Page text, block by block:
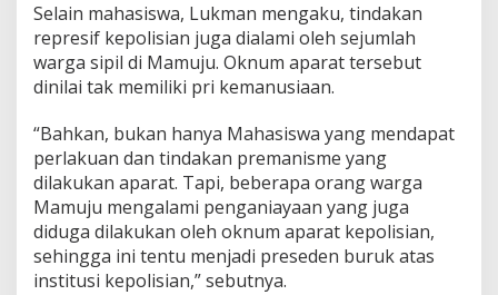
Selain mahasiswa, Lukman mengaku, tindakan
represif kepolisian juga dialami oleh sejumlah
warga sipil di Mamuju. Oknum aparat tersebut
dinilai tak memiliki pri kemanusiaan.
“Bahkan, bukan hanya Mahasiswa yang mendapat
perlakuan dan tindakan premanisme yang
dilakukan aparat. Tapi, beberapa orang warga
Mamuju mengalami penganiayaan yang juga
diduga dilakukan oleh oknum aparat kepolisian,
sehingga ini tentu menjadi preseden buruk atas
institusi kepolisian,” sebutnya.